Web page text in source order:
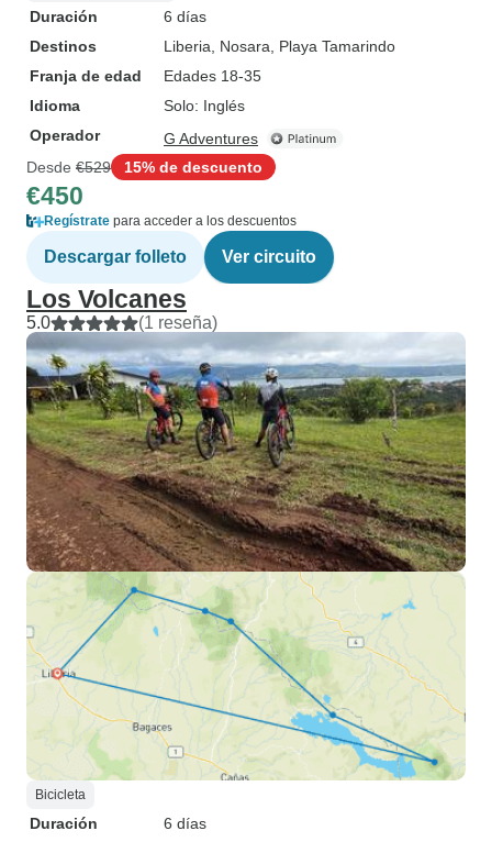
Duración
6 días
Destinos
Liberia , Nosara , Playa Tamarindo
Franja de edad
Edades 18-35
Idioma
Solo: Inglés
Operador
G Adventures
Desde €529 15% de descuento
€450
Regístrate para acceder a los descuentos
Descargar folleto Ver circuito
Los Volcanes
5.0 (1 reseña)
Bicicleta
Duración
6 días